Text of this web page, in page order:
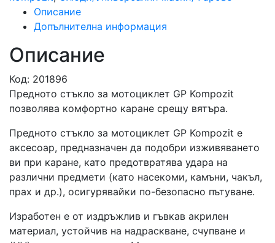
Описание
Допълнителна информация
Описание
Код: 201896
Предното стъкло за мотоциклет GP Kompozit
позволява комфортно каране срещу вятъра.
Предното стъкло за мотоциклет GP Kompozit е
аксесоар, предназначен да подобри изживяването
ви при каране, като предотвратява удара на
различни предмети (като насекоми, камъни, чакъл,
прах и др.), осигурявайки по-безопасно пътуване.
Изработен е от издръжлив и гъвкав акрилен
материал, устойчив на надраскване, счупване и